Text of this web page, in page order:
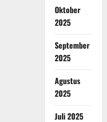
Oktober
2025
September
2025
Agustus
2025
Juli 2025